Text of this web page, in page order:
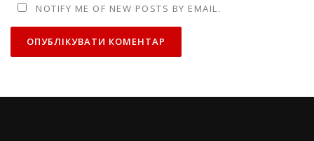
NOTIFY ME OF NEW POSTS BY EMAIL.